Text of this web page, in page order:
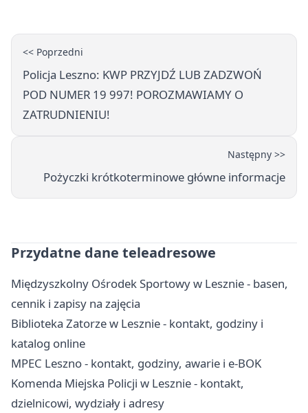
<< Poprzedni
Policja Leszno: KWP PRZYJDŹ LUB ZADZWOŃ
POD NUMER 19 997! POROZMAWIAMY O
ZATRUDNIENIU!
Następny >>
Pożyczki krótkoterminowe główne informacje
Przydatne dane teleadresowe
Międzyszkolny Ośrodek Sportowy w Lesznie - basen,
cennik i zapisy na zajęcia
Biblioteka Zatorze w Lesznie - kontakt, godziny i
katalog online
MPEC Leszno - kontakt, godziny, awarie i e-BOK
Komenda Miejska Policji w Lesznie - kontakt,
dzielnicowi, wydziały i adresy